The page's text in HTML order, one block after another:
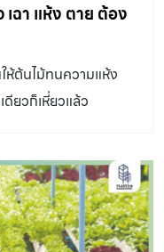
ฉา แห้ง ตาย ต้อง
ต้นไม้ทนความแห้ง
ดียวก็เหี่ยวแล้ว